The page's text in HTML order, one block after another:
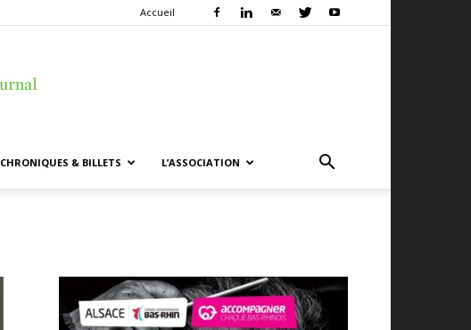
Accueil
CHRONIQUES & BILLETS L’ASSOCIATION